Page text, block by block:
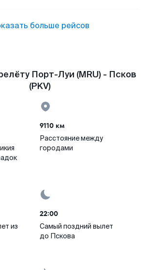
больше рейсов
Порт-Луи (MRU) - Псков
(PKV)
9110 км
Расстояние между
городами
из
22:00
Самый поздний вылет
до Пскова